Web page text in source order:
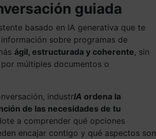
guiada
basado en IA generativa que te
sobre programas de
ágil, estructurada y coherente, sin
múltiples documentos o
industrIA ordena la
de las necesidades de tu
a comprender qué opciones
encajar contigo y qué aspectos son